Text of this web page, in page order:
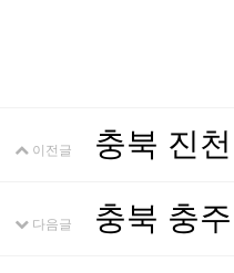
이전글 충북 진
다음글 충북 충